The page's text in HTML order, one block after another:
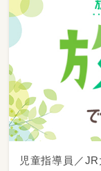
児童指導員／JR